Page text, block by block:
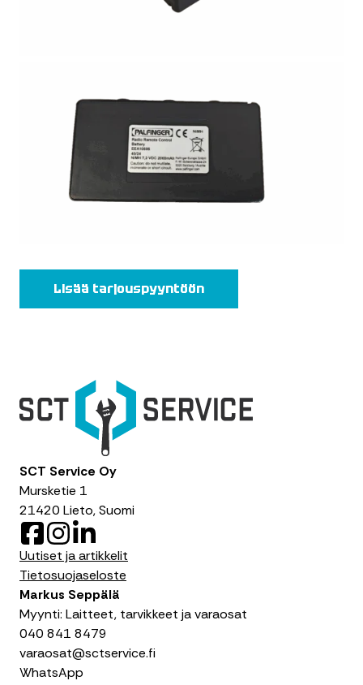
Lisää tarjouspyyntöön
SCT Service Oy
Mursketie 1
21420 Lieto, Suomi
F
a
e
o
k
n
s
t
g
r
a
i
n
k
d
Uutiset ja artikkelit
Tietosuojaseloste
Markus Seppälä
Myynti: Laitteet, tarvikkeet ja varaosat
040 841 8479
varaosat@sctservice.fi
WhatsApp